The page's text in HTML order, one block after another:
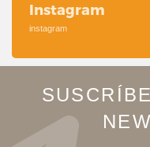
Instagram
instagram